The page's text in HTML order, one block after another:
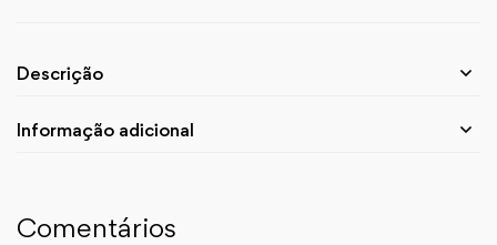
Descrição
Informação adicional
Comentários